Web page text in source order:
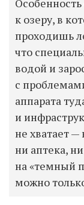
к озеру, в
проходишь
что
водой и
с
аппарата
и
не хватает —
ни аптека,
на «темный
можно